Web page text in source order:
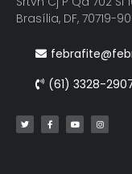
Brasília, DF, 70719-
(61) 3328-